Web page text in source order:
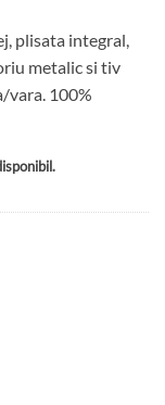
plisata integral,
metalic si tiv
vara. 100%